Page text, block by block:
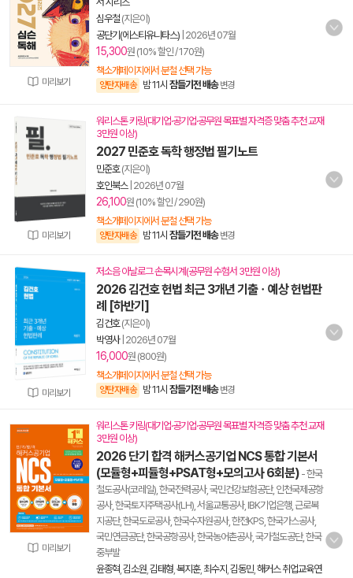
미리보기
심우철 (지은이)
공단기(에스티유니타스) 2026년 07월
15,300원 (10% 할인 / 170원)
책소개페이지에서 분철 선택 가능
양탄자배송 밤 11시 잠들기전 배송 변경
미리보기
워리스톤 키링(대기업·공기업·공무원 목표별 자격증 맞춤 추천 교재
3만원 이상)
2027 민준호 독학 행정법 필기노트
민준호(지은이)
호인북스| 2026년 07월
26,100원 (10% 할인 / 290원)
책소개페이지에서 분철 선택 가능
양탄자배송 밤 11시 잠들기전 배송 변경
미리보기
저소음 아날로그 손목시계(공무원 수험서 3만원 이상)
2026 김건호 헌법 최근 3개년 기출ㆍ예상 헌법판
례 [하반기]
김건호(지은이)
박영사| 2026년 07월
16,000원 (800원)
책소개페이지에서 분철 선택 가능
양탄자배송 밤 11시 잠들기전 배송 변경
미리보기
워리스톤 키링(대기업·공기업·공무원 목표별 자격증 맞춤 추천 교재
3만원 이상)
2026 단기 합격 해커스공기업 NCS 통합 기본서
(모듈형+피듈형+PSAT형+모의고사 6회분) - 한국
철도공사(코레일), 한국전력공사, 국민건강보험공단, 인천국제공항
공사, 한국토지주택공사(LH), 서울교통공사, IBK기업은행, 근로복
지공단, 한국도로공사, 한국수자원공사, 한전KPS, 한국가스공사,
국민연금공단, 한국공항공사, 한국농어촌공사, 국가철도공단, 한국
중부발
윤종혁 김소원 김태형 복지훈, 최수지 김동민, 해커스 취업교육연